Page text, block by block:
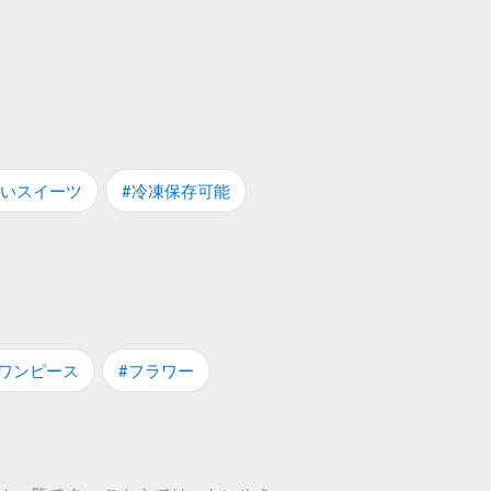
スイーツ #冷凍保存可能
ンピース #フラワー